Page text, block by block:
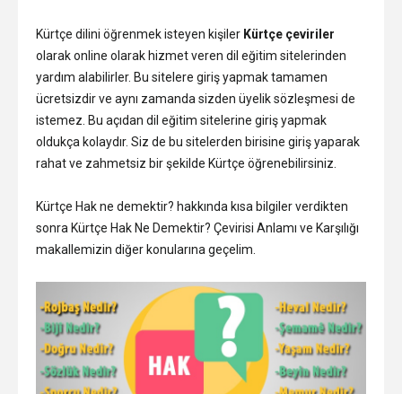
Kürtçe dilini öğrenmek isteyen kişiler Kürtçe çeviriler
olarak online olarak hizmet veren dil eğitim sitelerinden
yardım alabilirler. Bu sitelere giriş yapmak tamamen
ücretsizdir ve aynı zamanda sizden üyelik sözleşmesi de
istemez. Bu açıdan dil eğitim sitelerine giriş yapmak
oldukça kolaydır. Siz de bu sitelerden birisine giriş yaparak
rahat ve zahmetsiz bir şekilde Kürtçe öğrenebilirsiniz.
Kürtçe Hak ne demektir? hakkında kısa bilgiler verdikten
sonra Kürtçe Hak Ne Demektir? Çevirisi Anlamı ve Karşılığı
makallemizin diğer konularına geçelim.